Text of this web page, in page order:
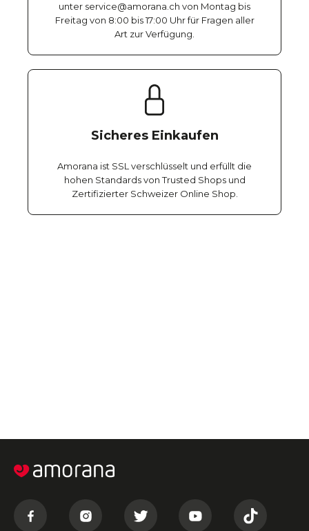
unter service@amorana.ch von Montag bis
Freitag von 8:00 bis 17:00 Uhr für Fragen aller
Art zur Verfügung.
Sicheres Einkaufen
Amorana ist SSL verschlüsselt und erfüllt die
hohen Standards von Trusted Shops und
Zertifizierter Schweizer Online Shop.